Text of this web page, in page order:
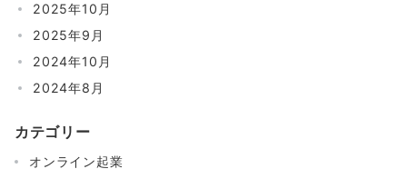
2025年10月
2025年9月
2024年10月
2024年8月
カテゴリー
オンライン起業